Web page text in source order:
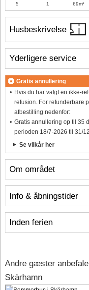
Husbeskrivelse
Om området
Info & åbningstider
Inden ferien
5 1 69m²
Yderligere service
Gratis annullering
Hvis du har valgt en ikke-
refusion. For refunderbare
afbestilling nedenfor:
Gratis annullering op til 35
perioden 18/7-2026 til 31/
Se vilkår her
Andre gæster
Skärhamn